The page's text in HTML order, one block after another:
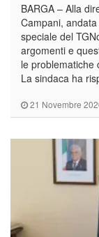
21 Novembre
BARGA – Alla
Campani,
speciale del
argomenti e
le problematiche
La sindaca ha